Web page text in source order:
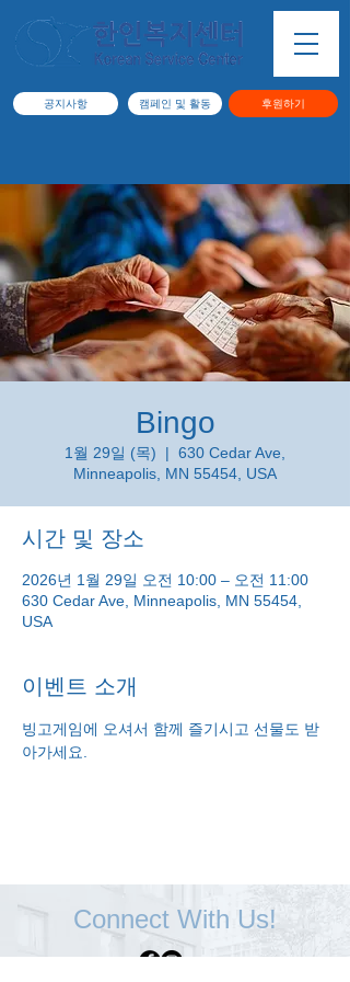
공지사항 캠페인 및 활동 후원하기
Bingo
1월 29일 (목)
  |
630 Cedar Ave,
Minneapolis, MN 55454, USA
시간 및 장소
2026년 1월 29일 오전 10:00 – 오전 11:00
630 Cedar Ave, Minneapolis, MN 55454,
USA
이벤트 소개
빙고게임에 오셔서 함께 즐기시고 선물도 받
아가세요.
Connect With Us!